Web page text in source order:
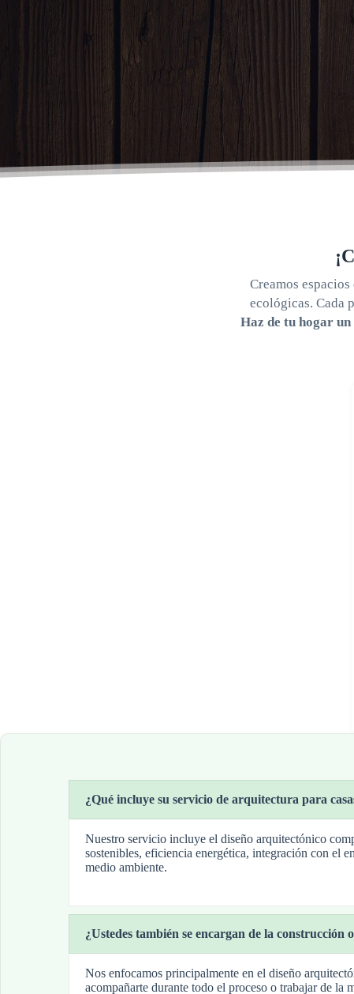
Creamos
ecológicas. Cada
Haz de tu hogar
¿Qué incluye su servicio de arquitectura para
Nuestro servicio incluye el diseño arquitectónico
sostenibles, eficiencia energética, integración con el
medio ambiente.
¿Ustedes también se encargan de la construcción
Nos enfocamos principalmente en el diseño
acompañarte durante todo el proceso o trabajar de la